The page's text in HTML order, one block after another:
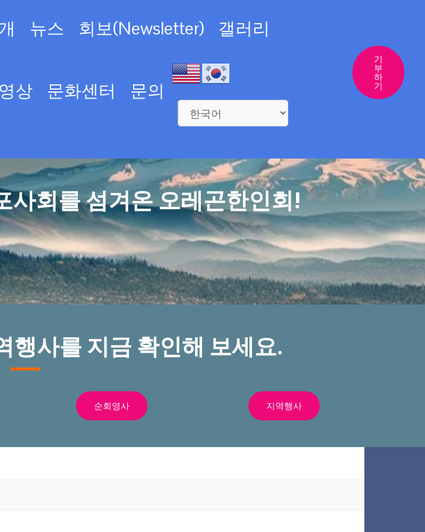
뉴스 회보(Newsletter) 갤러리
상 문화센터 문의
기
부
하
기
사회를 섬겨온 오레곤한인회!
행사를 지금 확인해 보세요.
순회영사 지역행사